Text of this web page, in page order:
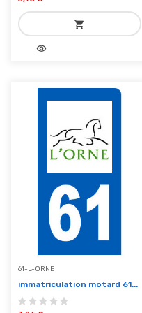
shopping_cart
add_shopping_cartvisibility
61-L-ORNE
immatriculation motard 61...